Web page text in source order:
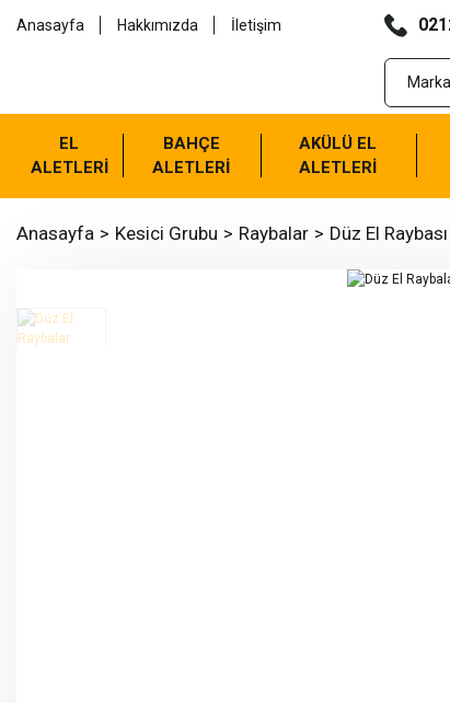
Anasayfa Hakkımızda İletişim
EL
ALETLERİ
BAHÇE
ALETLERİ
AKÜLÜ EL
ALETLERİ
Anasayfa Kesici Grubu Raybalar Düz El Raybası